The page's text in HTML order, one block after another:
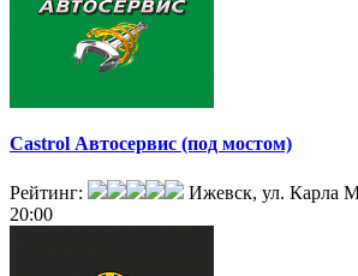
Castrol Автосервис (под мостом)
Рейтинг: Ижевск, ул. Карла
20:00